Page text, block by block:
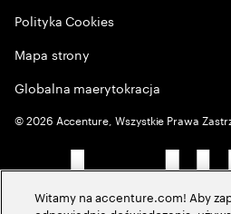
Polityka Cookies
Mapa strony
Globalna maerytokracja
©2026 Accenture, Wszystkie Prawa
Witamy na accenture.com! Aby